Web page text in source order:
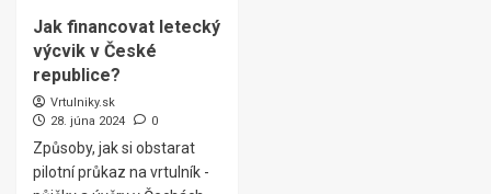
Jak financovat letecký
výcvik v České
republice?
Vrtulniky.sk
28. júna 2024
0
Způsoby, jak si obstarat
pilotní průkaz na vrtulník -